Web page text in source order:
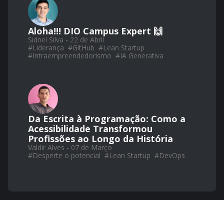
Aloha!!! DIO Campus Expert 🙌
Sidnei Silva - 22 de Abril
#Liderança #GitHub #Lean Startup
#Intraempreendedorismo #IA Generativa
Da Escrita à Programação: Como a
Acessibilidade Transformou
Profissões ao Longo da História
Valdir Alves - 07 de Março
#Desperte o potencial #Lean Startup #DevOps